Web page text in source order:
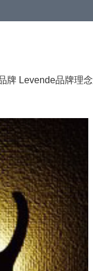
牌 Levende品牌理念